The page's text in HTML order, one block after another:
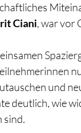
Ciani, war vor
und
deutlich, wie
sind.